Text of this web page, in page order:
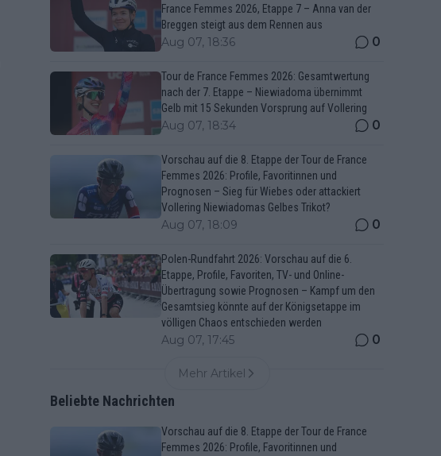
France Femmes 2026, Etappe 7 – Anna van der
Breggen steigt aus dem Rennen aus
Aug 07, 18:36 0
Tour de France Femmes 2026: Gesamtwertung
nach der 7. Etappe – Niewiadoma übernimmt
Gelb mit 15 Sekunden Vorsprung auf Vollering
Aug 07, 18:34 0
Vorschau auf die 8. Etappe der Tour de France
Femmes 2026: Profile, Favoritinnen und
Prognosen – Sieg für Wiebes oder attackiert
Vollering Niewiadomas Gelbes Trikot?
Aug 07, 18:09 0
Polen-Rundfahrt 2026: Vorschau auf die 6.
Etappe, Profile, Favoriten, TV- und Online-
Übertragung sowie Prognosen – Kampf um den
Gesamtsieg könnte auf der Königsetappe im
völligen Chaos entschieden werden
Aug 07, 17:45 0
Mehr Artikel
Beliebte Nachrichten
Vorschau auf die 8. Etappe der Tour de France
Femmes 2026: Profile, Favoritinnen und